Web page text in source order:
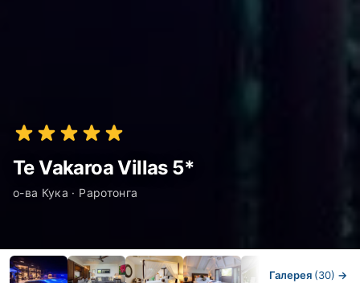
Te Vakaroa Villas 5*
о-ва Кука · Раротонга
Галерея (30) →